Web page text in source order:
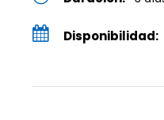
Disponibilidad: